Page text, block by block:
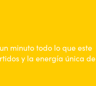
minuto todo lo que este
y la energía única de